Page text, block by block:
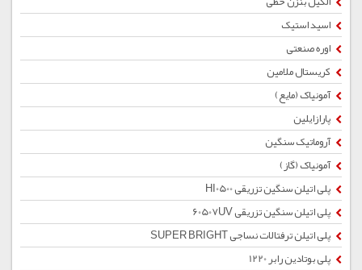
اسید استیک
اوره صنعتی
کریستال ملامین
آمونیاک (مایع)
پارازایلین
آروماتیک سنگین
آمونیاک (گاز)
پلی اتیلن سنگین تزریقی HI0500
پلی اتیلن سنگین تزریقی 60507UV
پلی اتیلن ترفتالات نساجی SUPER BRIGHT
پلی بوتادین رابر 1220